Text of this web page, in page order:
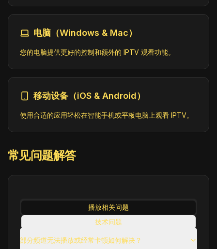
http://85.14.32.26:8800/udp/239.100.1
BNT 1 (1080p)
General ID:BNT1.bg@SD
m3u8
https://shift03.isp.bg/BNT2_HD/index.
m3u8
BNT 3 (1080p)
电脑（Windows & Mac）
您的电脑提供更好的控制和额外的 IPTV 观看功能。
移动设备（iOS & Android）
使用合适的应用轻松在智能手机或平板电脑上观看 IPTV。
常见问题解答
播放相关问题
技术问题
使用相关问题
部分频道无法播放或经常卡顿如何解决？